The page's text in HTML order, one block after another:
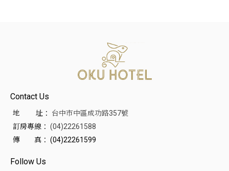
Contact Us
地 址：
台中市中區成功路357號
訂房專線： (04)22261588
傳 真： (04)22261599
Follow Us